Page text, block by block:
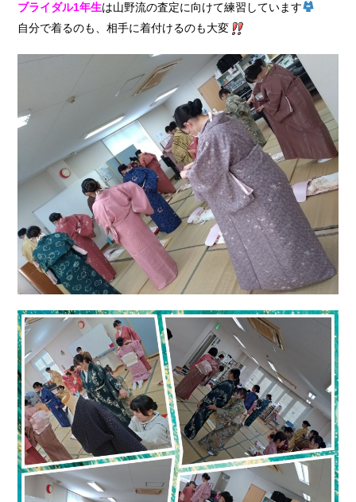
ブライダル1年生は山野流の査定に向けて練習しています
自分で着るのも、相手に着付けるのも大変